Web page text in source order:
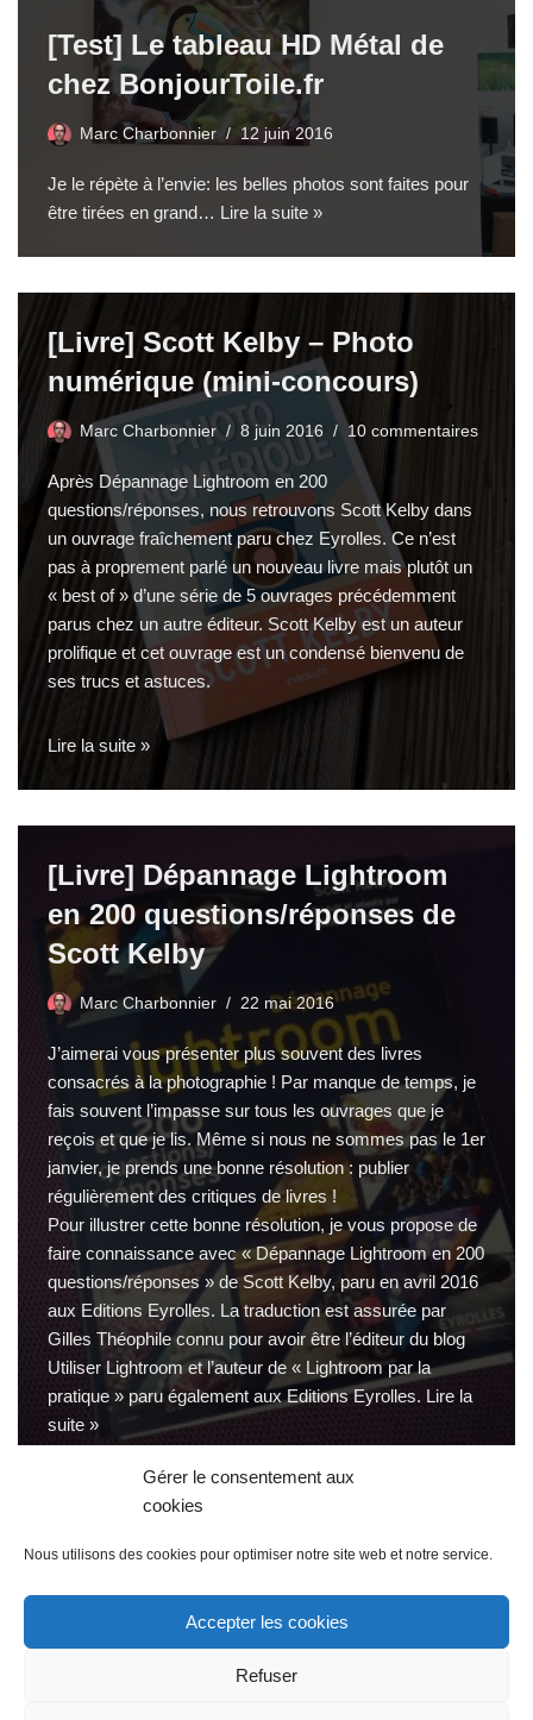
Gérer le consentement aux
cookies
Nous utilisons des cookies pour optimiser notre site web et notre service.
Accepter les cookies
Refuser
[Test] Le tableau HD Métal de
chez BonjourToile.fr
Marc Charbonnier 12 juin 2016
Je le répète à l’envie: les belles photos sont faites pour
être tirées en grand… Lire la suite »
[Livre] Scott Kelby – Photo
numérique (mini-concours)
Marc Charbonnier 8 juin 2016 10 commentaires
Après Dépannage Lightroom en 200
questions/réponses, nous retrouvons Scott Kelby dans
un ouvrage fraîchement paru chez Eyrolles. Ce n’est
pas à proprement parlé un nouveau livre mais plutôt un
« best of » d’une série de 5 ouvrages précédemment
parus chez un autre éditeur. Scott Kelby est un auteur
prolifique et cet ouvrage est un condensé bienvenu de
ses trucs et astuces.
Lire la suite »
[Livre] Dépannage Lightroom
en 200 questions/réponses de
Scott Kelby
Marc Charbonnier 22 mai 2016
J’aimerai vous présenter plus souvent des livres
consacrés à la photographie ! Par manque de temps, je
fais souvent l’impasse sur tous les ouvrages que je
reçois et que je lis. Même si nous ne sommes pas le 1er
janvier, je prends une bonne résolution : publier
régulièrement des critiques de livres !
Pour illustrer cette bonne résolution, je vous propose de
faire connaissance avec «Dépannage Lightroom en 200
questions/réponses » de Scott Kelby, paru en avril 2016
aux Editions Eyrolles. La traduction est assurée par
Gilles Théophile connu pour avoir être l’éditeur du blog
Utiliser Lightroomet l’auteur de « Lightroom par la
pratique » paru également aux Editions Eyrolles. Lire la
suite »